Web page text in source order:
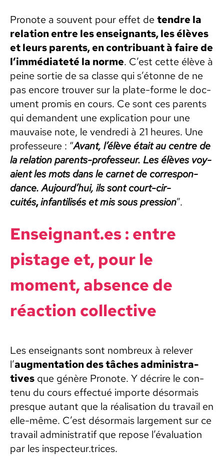
Pronote a sou­vent pour effet de ten­dre la
rela­tion entre les enseignants, les élèves
et leurs par­ents, en con­tribuant à faire de
l’immédiateté la norme. C’est cette élève à
peine sor­tie de sa classe qui s’étonne de ne
pas encore trou­ver sur la plate-forme le doc­
u­ment promis en cours. Ce sont ces par­ents
qui deman­dent une expli­ca­tion pour une
mau­vaise note, le ven­dre­di à 21 heures. Une
pro­fesseure : “Avant, l’élève était au cen­tre de
la rela­tion par­ents-pro­fesseur. Les élèves voy­
aient les mots dans le car­net de cor­re­spon­
dance. Aujourd’hui, ils sont court-cir­
cuités,infan­til­isés et mis sous pres­sion”.
Enseignant.es : entre
pistage et, pour le
moment, absence de
réac­tion col­lec­tive
Les enseignants sont nom­breux à relever
l’aug­men­ta­tion des tâch­es admin­is­tra­
tives que génère Pronote. Y décrire le con­
tenu du cours effec­tué importe désor­mais
presque autant que la réal­i­sa­tion du tra­vail en
elle-même. C’est désor­mais large­ment sur ce
tra­vail admin­is­tratif que repose l’é­val­u­a­tion
par les inspecteur.trices.